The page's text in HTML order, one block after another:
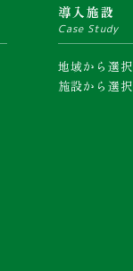
導入施設
Case Study
地域から選択
施設から選択